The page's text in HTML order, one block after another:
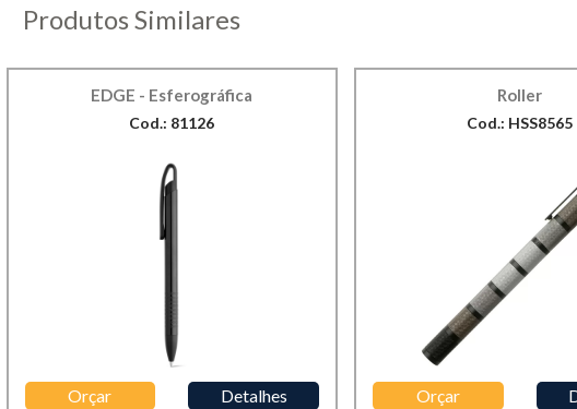
Produtos Similares
EDGE - Esferográfica
Cod.: 81126
Orçar Detalhes
Roller
Cod.: HSS8565
Orçar